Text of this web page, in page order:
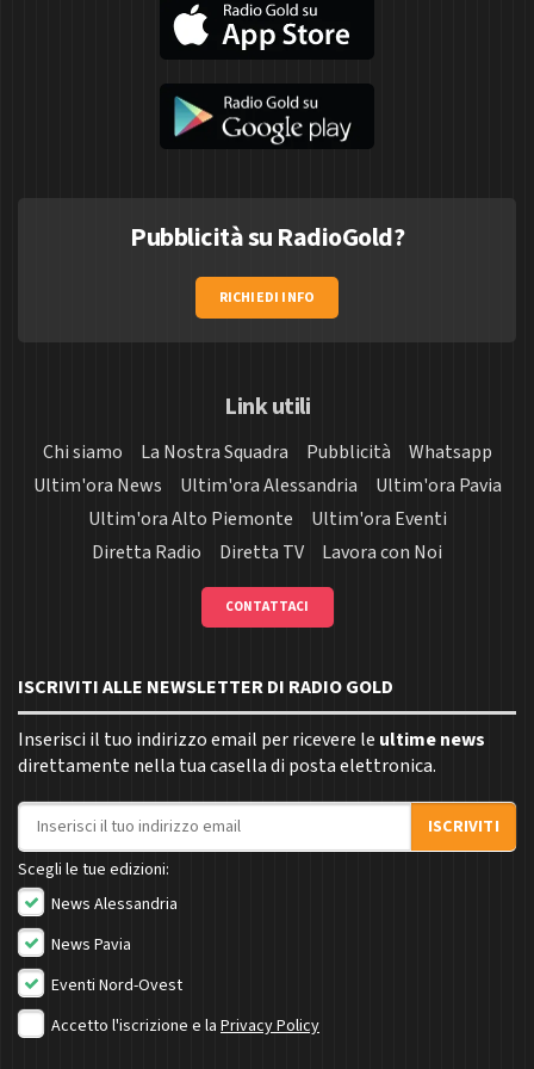
Pubblicità su RadioGold?
RICHIEDI INFO
Link utili
Chi siamo La Nostra Squadra Pubblicità
Whatsapp
Ultim'ora News
Ultim'ora Alessandria
Ultim'ora Pavia
Ultim'ora Alto Piemonte
Ultim'ora Eventi
Diretta Radio
Diretta TV Lavora con Noi
CONTATTACI
ISCRIVITI ALLE NEWSLETTER DI RADIO GOLD
Inserisci il tuo indirizzo email per ricevere le ultime news
direttamente nella tua casella di posta elettronica.
Indirizzo email
ISCRIVITI
Scegli le tue edizioni:
News Alessandria
News Pavia
Eventi Nord-Ovest
Accetto l'iscrizione e la Privacy Policy